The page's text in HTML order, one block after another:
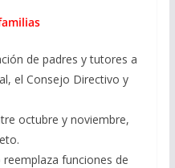
de padres y tutores a
el Consejo Directivo y
octubre y noviembre,
reemplaza funciones de